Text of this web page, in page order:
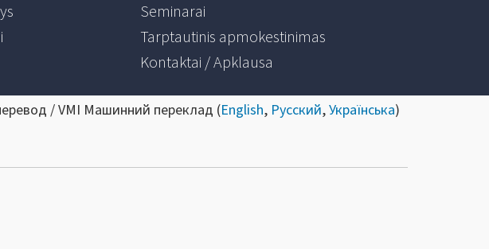
Seminarai
Tarptautinis apmokestinimas
Kontaktai / Apklausa
/ VMI Машинний переклад (English, Русский,Українська)